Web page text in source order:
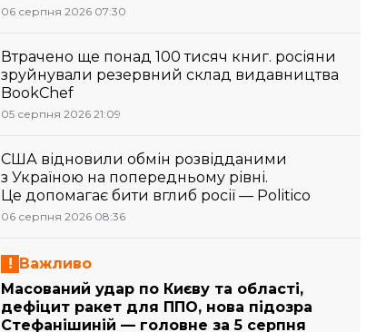
06 серпня 2026 07:30
Втрачено ще понад 100 тисяч книг. росіяни
зруйнували резервний склад видавництва
BookChef
05 серпня 2026 21:09
США відновили обмін розвідданими
з Україною на попередньому рівні.
Це допомагає бити вглиб росії — Politico
06 серпня 2026 08:36
Важливо
Масований удар по Києву та області,
дефіцит ракет для ППО, нова підозра
Стефанішиній — головне за 5 серпня